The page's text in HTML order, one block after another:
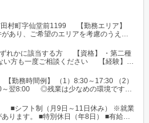
田村町字仙堂前1199 【勤務エリア】
あり、ご希望のエリアを考慮のうえ配
台市 ■関東 └東京23区 └町田・立
川崎・相模原・海老名・厚木 └千葉・
原 └さいたま・川越・越谷・久喜・三
稲沢・清須・小牧 └岐阜・各務原 └
└静岡・浜松・沼津・御殿場 ■関西 └
・尼崎・姫路・加古川 └京都市・長岡
城陽・京田辺・福知山・綾部・八幡 └
れかに該当する方 【資格】 ・第二種
い方も一度ご相談ください 【経験】
【勤務時間例】 （1）8:30～17:30 （2）
～翌8:00 ◎残業は少なめの環境です。
■シフト制（月9日～11日休み） ※就業
ります。 ■特別休日（年8日） ■有給休